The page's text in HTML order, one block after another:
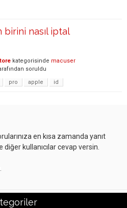
birini nasıl iptal
kategorisinde macuser
soruldu
pro apple id
en kısa zamanda yanıt
kullanıcılar cevap versin.